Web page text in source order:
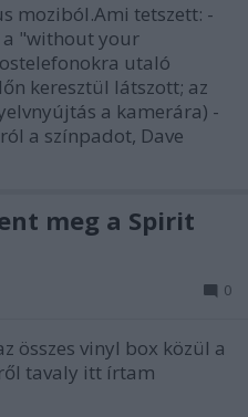
moziból.Ami tetszett: -
"without your
utaló
keresztül látszott; az
a kamerára) -
a színpadot, Dave
meg a Spirit
0
összes vinyl box közül a
tavaly itt írtam